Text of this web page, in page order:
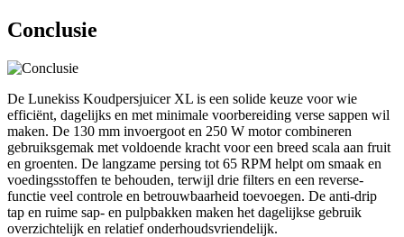
Conclusie
De Lunekiss Koudpersjuicer XL is een solide keuze voor wie
efficiënt, dagelijks en met minimale voorbereiding verse sappen wil
maken. De 130 mm invoergoot en 250 W motor combineren
gebruiksgemak met voldoende kracht voor een breed scala aan fruit
en groenten. De langzame persing tot 65 RPM helpt om smaak en
voedingsstoffen te behouden, terwijl drie filters en een reverse-
functie veel controle en betrouwbaarheid toevoegen. De anti-drip
tap en ruime sap- en pulpbakken maken het dagelijkse gebruik
overzichtelijk en relatief onderhoudsvriendelijk.